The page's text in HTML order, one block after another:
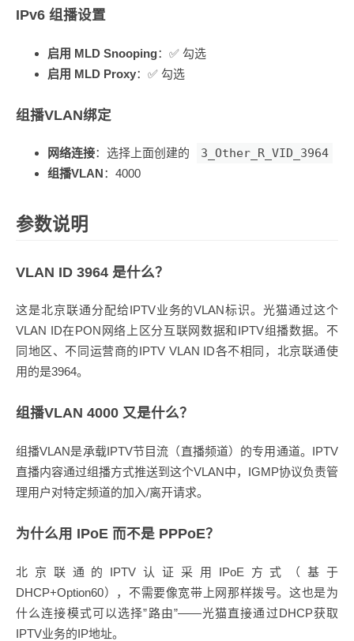
IPv6 组播设置
启用 MLD Snooping：✅ 勾选
启用 MLD Proxy：✅ 勾选
组播VLAN绑定
网络连接：选择上面创建的 3_Other_R_VID_3964
组播VLAN：4000
参数说明
VLAN ID 3964 是什么？
这是北京联通分配给IPTV业务的VLAN标识。光猫通过这个
VLAN ID在PON网络上区分互联网数据和IPTV组播数据。不
同地区、不同运营商的IPTV VLAN ID各不相同，北京联通使
用的是3964。
组播VLAN 4000 又是什么？
组播VLAN是承载IPTV节目流（直播频道）的专用通道。IPTV
直播内容通过组播方式推送到这个VLAN中，IGMP协议负责管
理用户对特定频道的加入/离开请求。
为什么用 IPoE 而不是 PPPoE？
北京联通的IPTV认证采用IPoE方式（基于
DHCP+Option60），不需要像宽带上网那样拨号。这也是为
什么连接模式可以选择”路由”——光猫直接通过DHCP获取
IPTV业务的IP地址。